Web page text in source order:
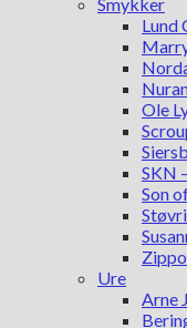
Lund
Ole
SKN
Son
Zippo
Ure
Arne